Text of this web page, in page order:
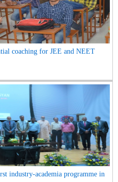
coaching for JEE and NEET
industry-academia programme in